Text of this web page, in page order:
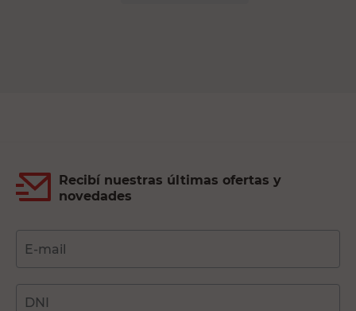
Recibí nuestras últimas ofertas y
novedades
E-mail
DNI